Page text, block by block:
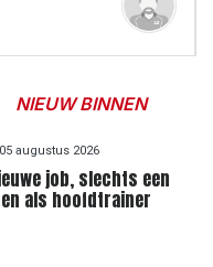
NIEUW BINNEN
05 augustus 2026
job, slechts een
als hoofdtrainer